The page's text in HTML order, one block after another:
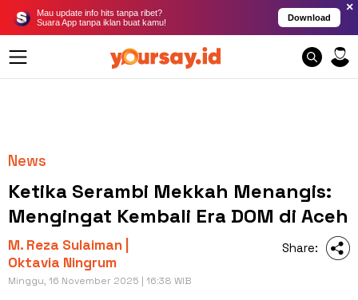
Mau update info hits tanpa ribet?
Suara App tanpa iklan buat kamu!
Download
×
News
Ketika Serambi Mekkah Menangis:
Mengingat Kembali Era DOM di Aceh
M. Reza Sulaiman |
Oktavia Ningrum
Minggu, 16 November 2025 | 16:38 WIB
Share: